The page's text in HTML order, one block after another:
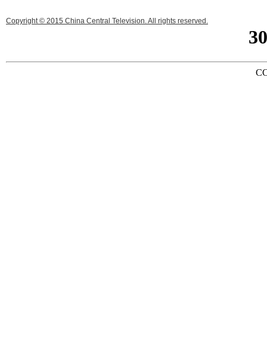
Copyright © 2015 China Central Television. All rights reserved.